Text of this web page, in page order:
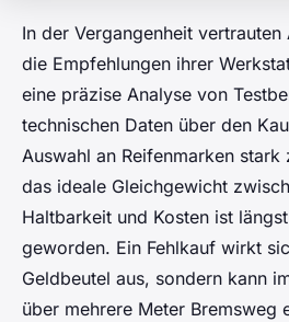
In der Vergangenheit
die Empfehlungen ihrer
eine präzise Analyse von
technischen Daten über den
Auswahl an Reifenmarken
das ideale Gleichgewicht
Haltbarkeit und Kosten ist
geworden. Ein Fehlkauf wirkt
Geldbeutel aus, sondern kann
über mehrere Meter Bremsweg